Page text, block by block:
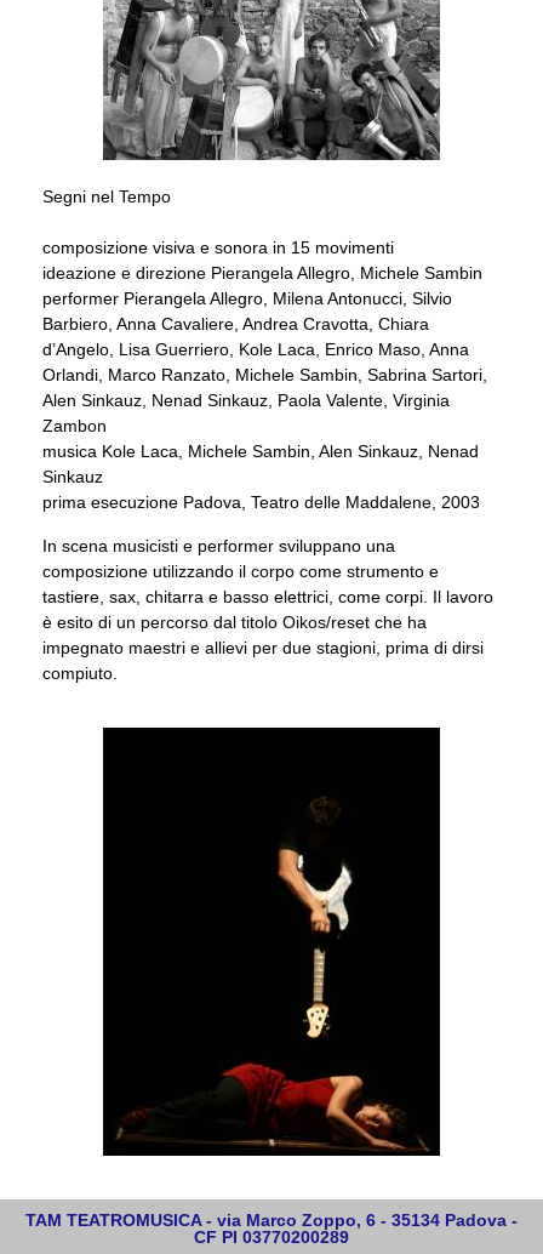
Segni nel Tempo
composizione visiva e sonora in 15 movimenti
ideazione e direzione Pierangela Allegro, Michele Sambin
performer Pierangela Allegro, Milena Antonucci, Silvio
Barbiero, Anna Cavaliere, Andrea Cravotta, Chiara
d’Angelo, Lisa Guerriero, Kole Laca, Enrico Maso, Anna
Orlandi, Marco Ranzato, Michele Sambin, Sabrina Sartori,
Alen Sinkauz, Nenad Sinkauz, Paola Valente, Virginia
Zambon
musica Kole Laca, Michele Sambin, Alen Sinkauz, Nenad
Sinkauz
prima esecuzione Padova, Teatro delle Maddalene, 2003
In scena musicisti e performer sviluppano una
composizione utilizzando il corpo come strumento e
tastiere, sax, chitarra e basso elettrici, come corpi. Il lavoro
è esito di un percorso dal titolo Oikos/reset che ha
impegnato maestri e allievi per due stagioni, prima di dirsi
compiuto.
TAM TEATROMUSICA - via Marco Zoppo, 6 - 35134 Padova -
CF PI 03770200289